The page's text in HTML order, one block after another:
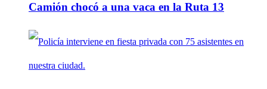
Camión chocó a una vaca en la Ruta 13